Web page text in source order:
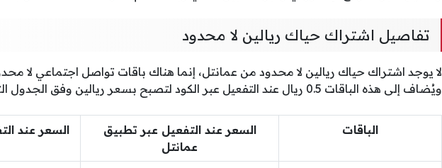
تفاصيل اشتراك حياك ريالين لا محدود
ويُضاف إلى هذه الباقات 0.5 ريال عند التفعيل عبر الكود لتصبح بسعر ريالين وفق الجدول التالي:
الباقات
السعر عند التفعيل عبر تطبيق
عمانتل
السعر عند